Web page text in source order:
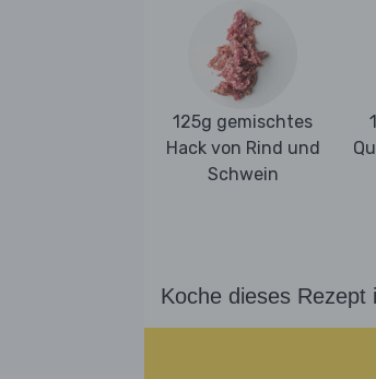
125g gemischtes
Hack von Rind und
Schwein
Koche dieses Rezept